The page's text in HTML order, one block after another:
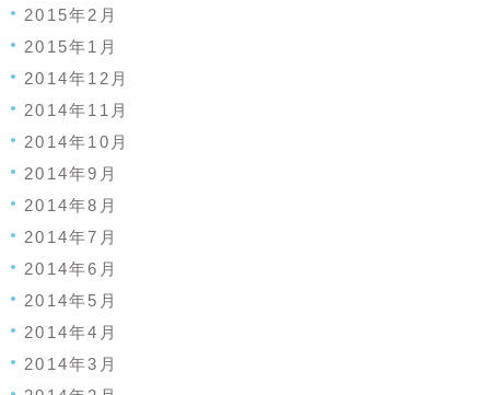
2015年2月
2015年1月
2014年12月
2014年11月
2014年10月
2014年9月
2014年8月
2014年7月
2014年6月
2014年5月
2014年4月
2014年3月